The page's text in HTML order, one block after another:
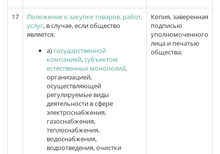
17
Положение о закупке товаров, работ,
услуг, в случае, если общество
является:
а) государственной
компанией,субъектом
естественных монополий,
организацией,
осуществляющей
регулируемые виды
деятельности в сфере
электроснабжения,
газоснабжения,
теплоснабжения,
водоснабжения,
водоотведения, очистки
Копия, заверенная
подписью
уполномоченного
лица и печатью
общества;